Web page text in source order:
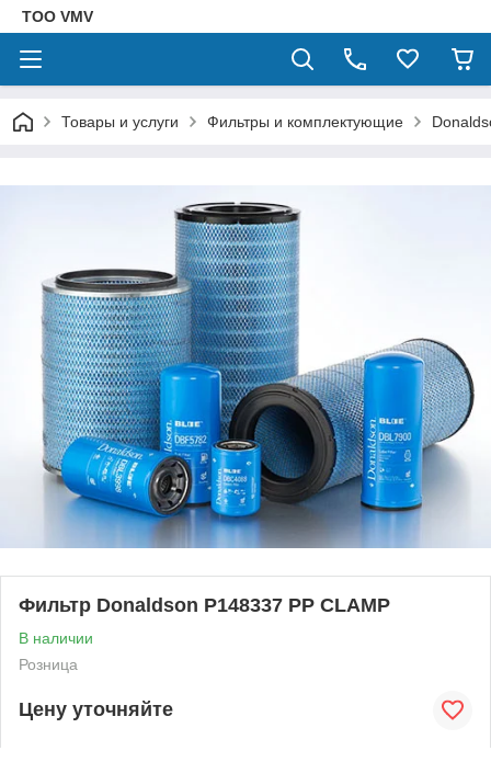
ТОО VMV
Товары и услуги Фильтры и комплектующие
Фильтр Donaldson P148337 PP CLAMP
В наличии
Розница
Цену уточняйте